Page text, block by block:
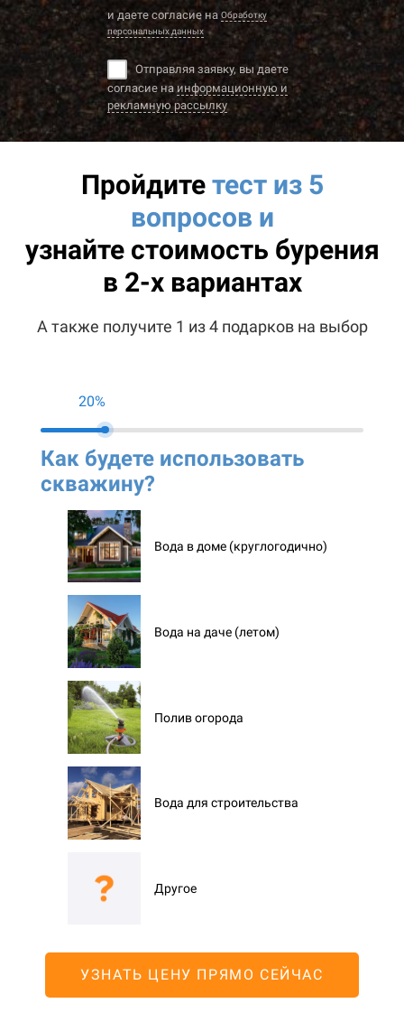
и даете согласие на Обработку
персональных данных
Отправляя заявку, вы даете
согласие наинформационную и
рекламную рассылку
Пройдитетест из 5
вопросов и
узнайте стоимость бурения
в 2-х вариантах
А также получите 1 из 4 подарков на выбор
20%
Как будете использовать
скважину?
Вода в доме (круглогодично)
Вода на даче (летом)
Полив огорода
Вода для строительства
Другое
УЗНАТЬ ЦЕНУ ПРЯМО СЕЙЧАС